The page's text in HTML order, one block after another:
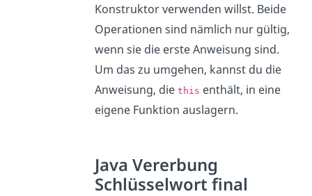
Konstruktor verwenden willst. Beide
Operationen sind nämlich nur gültig,
wenn sie die erste Anweisung sind.
Um das zu umgehen, kannst du die
Anweisung, die this enthält, in eine
eigene Funktion auslagern.
Java Vererbung
Schlüsselwort final